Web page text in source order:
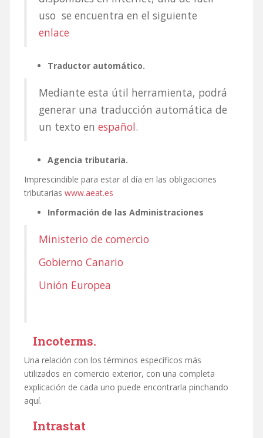
uso se encuentra en el siguiente
enlace
Traductor automático.
Mediante esta útil herramienta, podrá
generar una traducción automática de
un texto en español.
Agencia tributaria.
Imprescindible para estar al día en las obligaciones
tributarias www.aeat.es
Información de las Administraciones
Ministerio de comercio
Gobierno Canario
Unión Europea
Incoterms.
Una relación con los términos específicos más
utilizados en comercio exterior, con una completa
explicación de cada uno puede encontrarla pinchando
aquí.
Intrastat